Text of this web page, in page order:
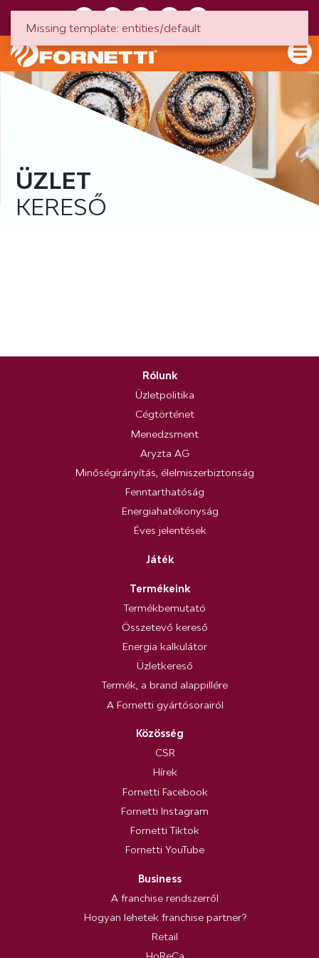
ÜZLET
KERESŐ
Rólunk
Üzletpolitika
Cégtörténet
Menedzsment
Aryzta AG
Minőségirányítás, élelmiszerbiztonság
Fenntarthatóság
Energiahatékonyság
Éves jelentések
Játék
Termékeink
Termékbemutató
Összetevő kereső
Energia kalkulátor
Üzletkereső
Termék, a brand alappillére
A Fornetti gyártósorairól
Közösség
CSR
Hírek
Fornetti Facebook
Fornetti Instagram
Fornetti Tiktok
Fornetti YouTube
Business
A franchise rendszerről
Hogyan lehetek franchise partner?
Retail
Missing template: entities/default